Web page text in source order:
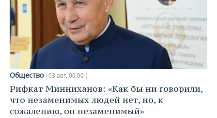
Общество 03 авг, 00:00
Рифкат Минниханов: «Как бы ни говорили,
что незаменимых людей нет, но, к
сожалению, он незаменимый»